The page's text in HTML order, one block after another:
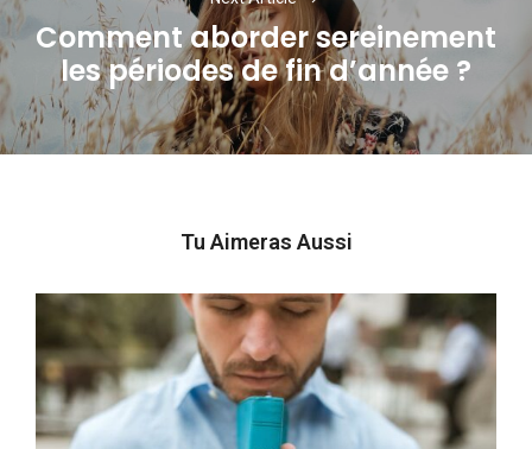
Next
post:
Comment aborder sereinement
les périodes de fin d’année ?
Tu Aimeras Aussi